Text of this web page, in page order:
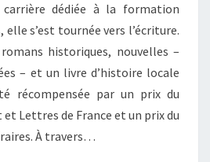
dédiée à la formation
s’est tournée vers l’écriture.
historiques, nouvelles –
– et un livre d’histoire locale
récompensée par un prix du
Lettres de France et un prix du
À travers…